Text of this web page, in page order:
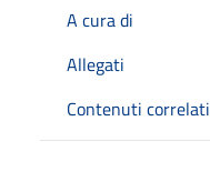
A cura di
Allegati
Contenuti correlati